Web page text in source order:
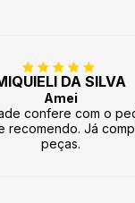
DA SILVA
Amei
confere com o
recomendo. Já
peças.